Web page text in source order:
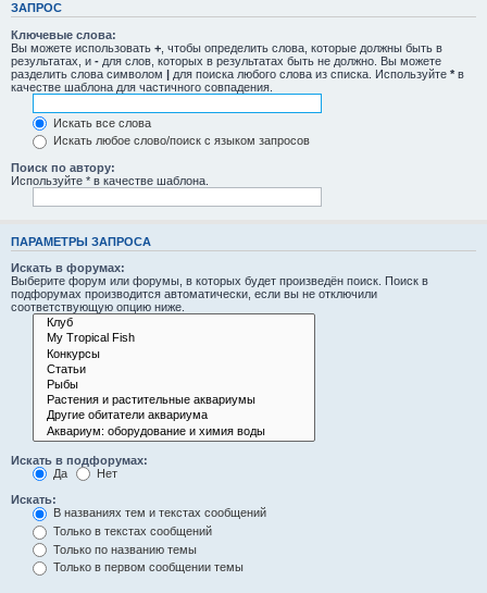
ЗАПРОС
Ключевые слова:
Вы можете использовать + , чтобы определить слова, которые должны быть в
результатах, и - для слов, которых в результатах быть не должно. Вы можете
разделить слова символом | для поиска любого слова из списка. Используйте * в
качестве шаблона для частичного совпадения.
Искать все слова
Искать любое слово/поиск с языком запросов
Поиск по автору:
Используйте * в качестве шаблона.
ПАРАМЕТРЫ ЗАПРОСА
Искать в форумах:
Выберите форум или форумы, в которых будет произведён поиск. Поиск в
подфорумах производится автоматически, если вы не отключили
соответствующую опцию ниже.
Искать в подфорумах:
Да
Нет
Искать:
В названиях тем и текстах сообщений
Только в текстах сообщений
Только по названию темы
Только в первом сообщении темы